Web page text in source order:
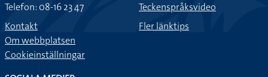
Telefon: 08-16 23 47
Kontakt
Om webbplatsen
Cookieinställningar
Teckenspråksvideo
Fler länktips